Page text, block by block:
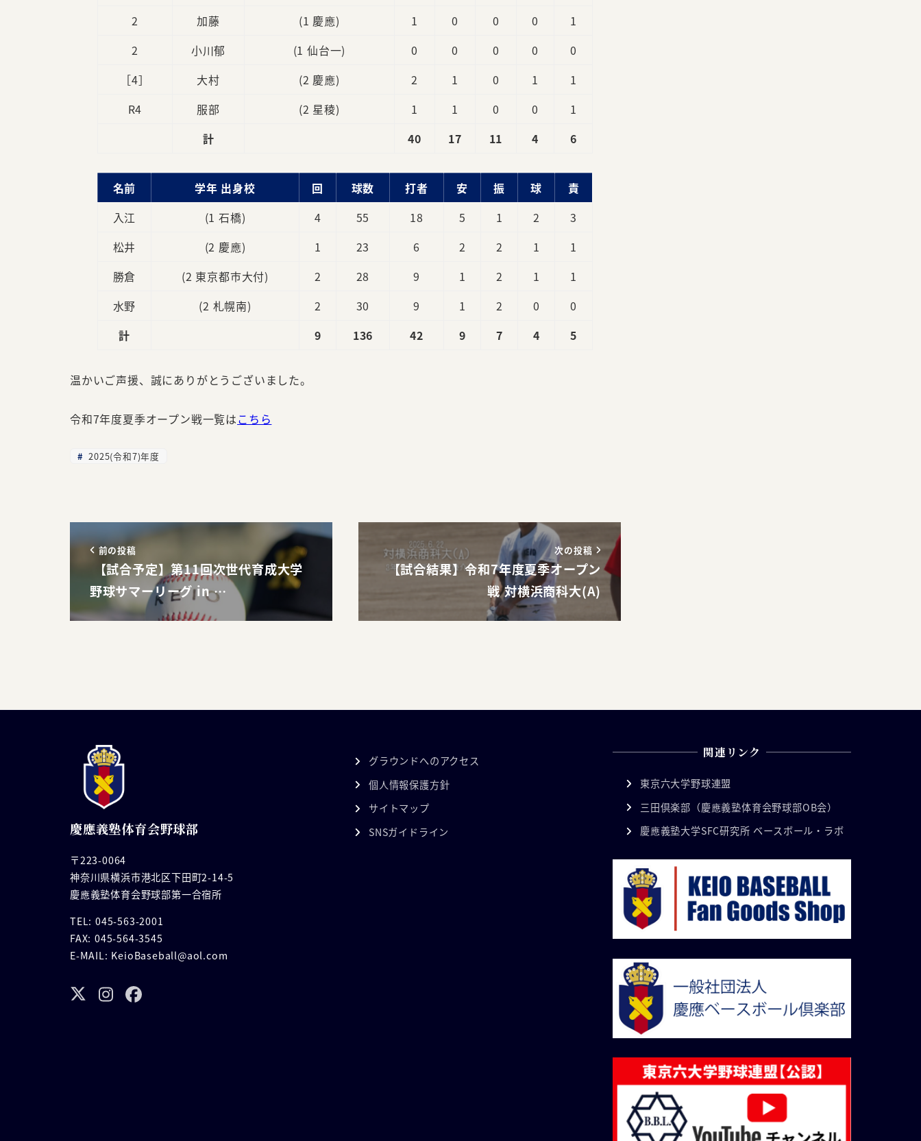
2
加藤 (1 慶應) 1 0 0 0
1
2
小川郁 (1 仙台一) 0 0 0 0
0
［4］
大村 (2 慶應) 2 1 0 1
1
R4
服部 (2 星稜) 1 1 0 0
1
計
40 17 11 4 6
名前 学年 出身校 回 球数 打者 安 振 球
責
入江
(1 石橋) 4 55 18 5 1 2
3
松井
(2 慶應) 1 23 6 2 2 1
1
勝倉
(2 東京都市大付) 2 28 9 1 2 1
1
水野
(2 札幌南) 2 30 9 1 2 0
0
計
9 136 42 9 7 4 5
温かいご声援、誠にありがとうございました。
令和7年度夏季オープン戦一覧はこちら
2025(令和7)年度
前の投稿
【試合予定】第11回次世代育成大学
野球サマーリーグ in …
次の投稿
【試合結果】令和7年度夏季オープン
戦 対横浜商科大(A)
慶應義塾体育会野球部
〒223-0064
神奈川県横浜市港北区下田町2-14-5
慶應義塾体育会野球部第一合宿所
TEL: 045-563-2001
FAX: 045-564-3545
E-MAIL: KeioBaseball@aol.com
グラウンドへのアクセス
個人情報保護方針
サイトマップ
SNSガイドライン
関連リンク
東京六大学野球連盟
三田倶楽部（慶應義塾体育会野球部OB会）
慶應義塾大学SFC研究所 ベースボール・ラボ